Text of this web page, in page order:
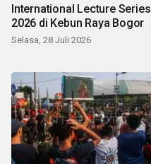
International Lecture Series
2026 di Kebun Raya Bogor
Selasa, 28 Juli 2026